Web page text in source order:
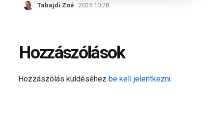
Tabajdi Zoé 2025.10.28.
Hozzászólások
Hozzászólás küldéséhezbe kell jelentkezni.